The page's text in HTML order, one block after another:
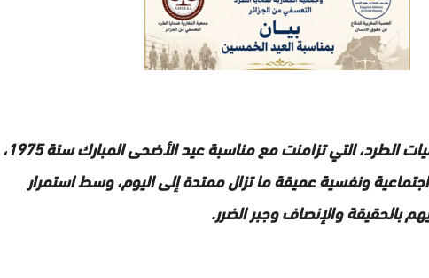
وأضاف البيان أن عمليات الطرد، التي تزامنت مع مناسبة عيد الأضحى المبارك سنة 1975،
ونفسية عميقة ما تزال ممتدة إلى اليوم، وسط استمرار
بالحقيقة والإنصاف وجبر الضرر.